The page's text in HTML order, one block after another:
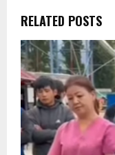
RELATED POSTS